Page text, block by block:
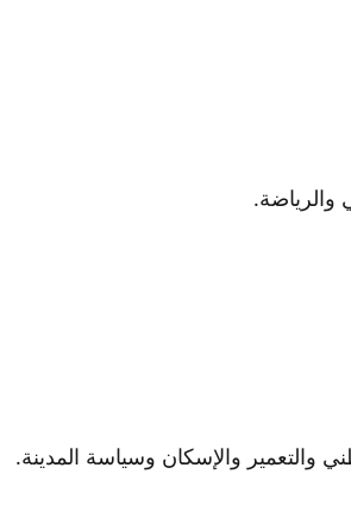
والرياضة.
والتعمير والإسكان وسياسة المدينة.